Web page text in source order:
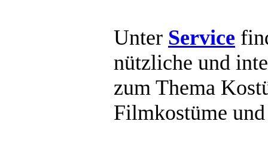
Unter Service
nützliche und
zum Thema
Filmkostüme